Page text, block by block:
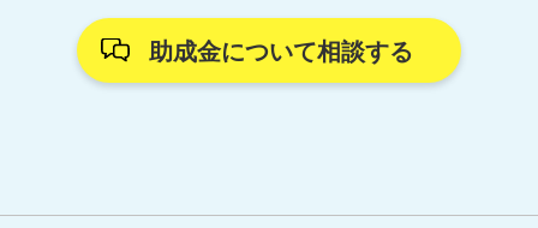
助成金について相談する